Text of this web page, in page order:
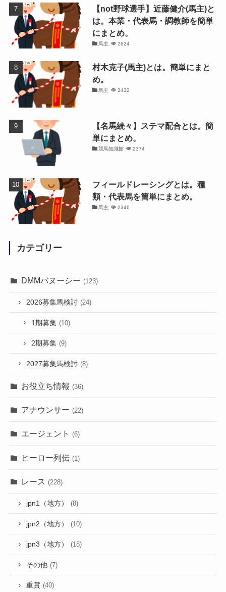
【not野球選手】近藤健介(馬主)と
は。本業・代表馬・調教師を簡単
にまとめ。
馬主 2624
村木克子(馬主)とは。簡単にまと
め。
馬主 2432
【名馬続々】ステマ配合とは。簡
単にまとめ。
競馬知識館 2374
フィールドレーシングとは。種
類・代表馬を簡単にまとめ。
馬主 2346
カテゴリー
DMMバヌーシー (123)
2026募集馬検討 (24)
1期募集 (10)
2期募集 (9)
2027募集馬検討 (8)
お役立ち情報 (36)
アナウンサー (22)
エージェント (6)
ヒーロー列伝 (1)
レース (228)
jpn1（地方） (8)
jpn2（地方） (10)
jpn3（地方） (18)
その他 (7)
重賞 (40)